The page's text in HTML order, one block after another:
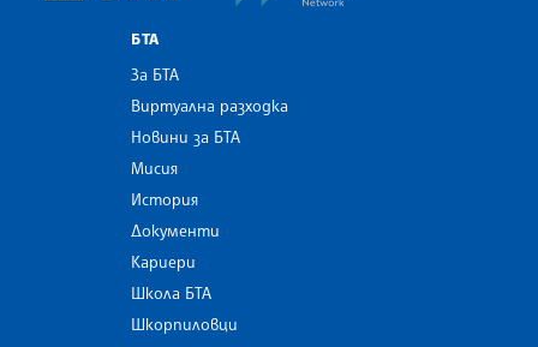
БТА
За БТА
Виртуална разходка
Новини за БТА
Мисия
История
Документи
Кариери
Школа БТА
Шкорпиловци